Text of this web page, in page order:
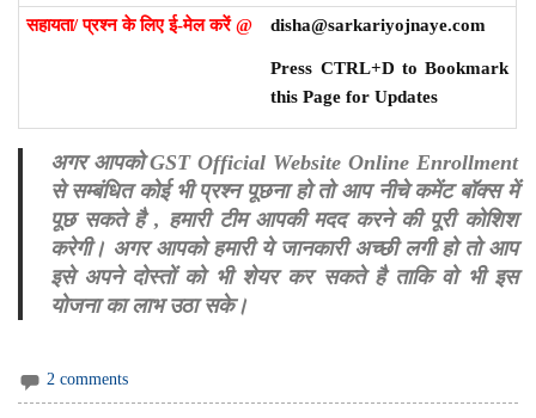
सहायता/ प्रश्न के लिए ई-मेल करें @ disha@sarkariyojnaye.com
Press CTRL+D to Bookmark
this Page for Updates
अगर आपको GST Official Website Online Enrollment
से सम्बंधित कोई भी प्रश्न पूछना हो तो आप नीचे कमेंट बॉक्स में
पूछ सकते है , हमारी टीम आपकी मदद करने की पूरी कोशिश
करेगी। अगर आपको हमारी ये जानकारी अच्छी लगी हो तो आप
इसे अपने दोस्तों को भी शेयर कर सकते है ताकि वो भी इस
योजना का लाभ उठा सके।
2 comments